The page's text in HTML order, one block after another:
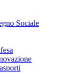
Sociale